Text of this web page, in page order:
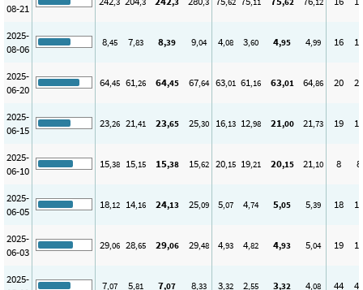
08-21
2025-
08-06
8,45 7,83 8,39 9,04 4,08 3,60 4,95 4,99 16 13
2025-
06-20
64,45 61,26 64,45 67,64 63,01 61,16 63,01 64,86 20 20
2025-
06-15
23,26 21,41 23,65 25,30 16,13 12,98 21,00 21,73 19 19
2025-
06-10
15,38 15,15 15,38 15,62 20,15 19,21 20,15 21,10 8 8
2025-
06-05
18,12 14,16 24,13 25,09 5,07 4,74 5,05 5,39 18 16
2025-
06-03
29,06 28,65 29,06 29,48 4,93 4,82 4,93 5,04 19 18
2025-
7,07 5,81 7,07 8,33 3,32 2,55 3,32 4,08 44 42